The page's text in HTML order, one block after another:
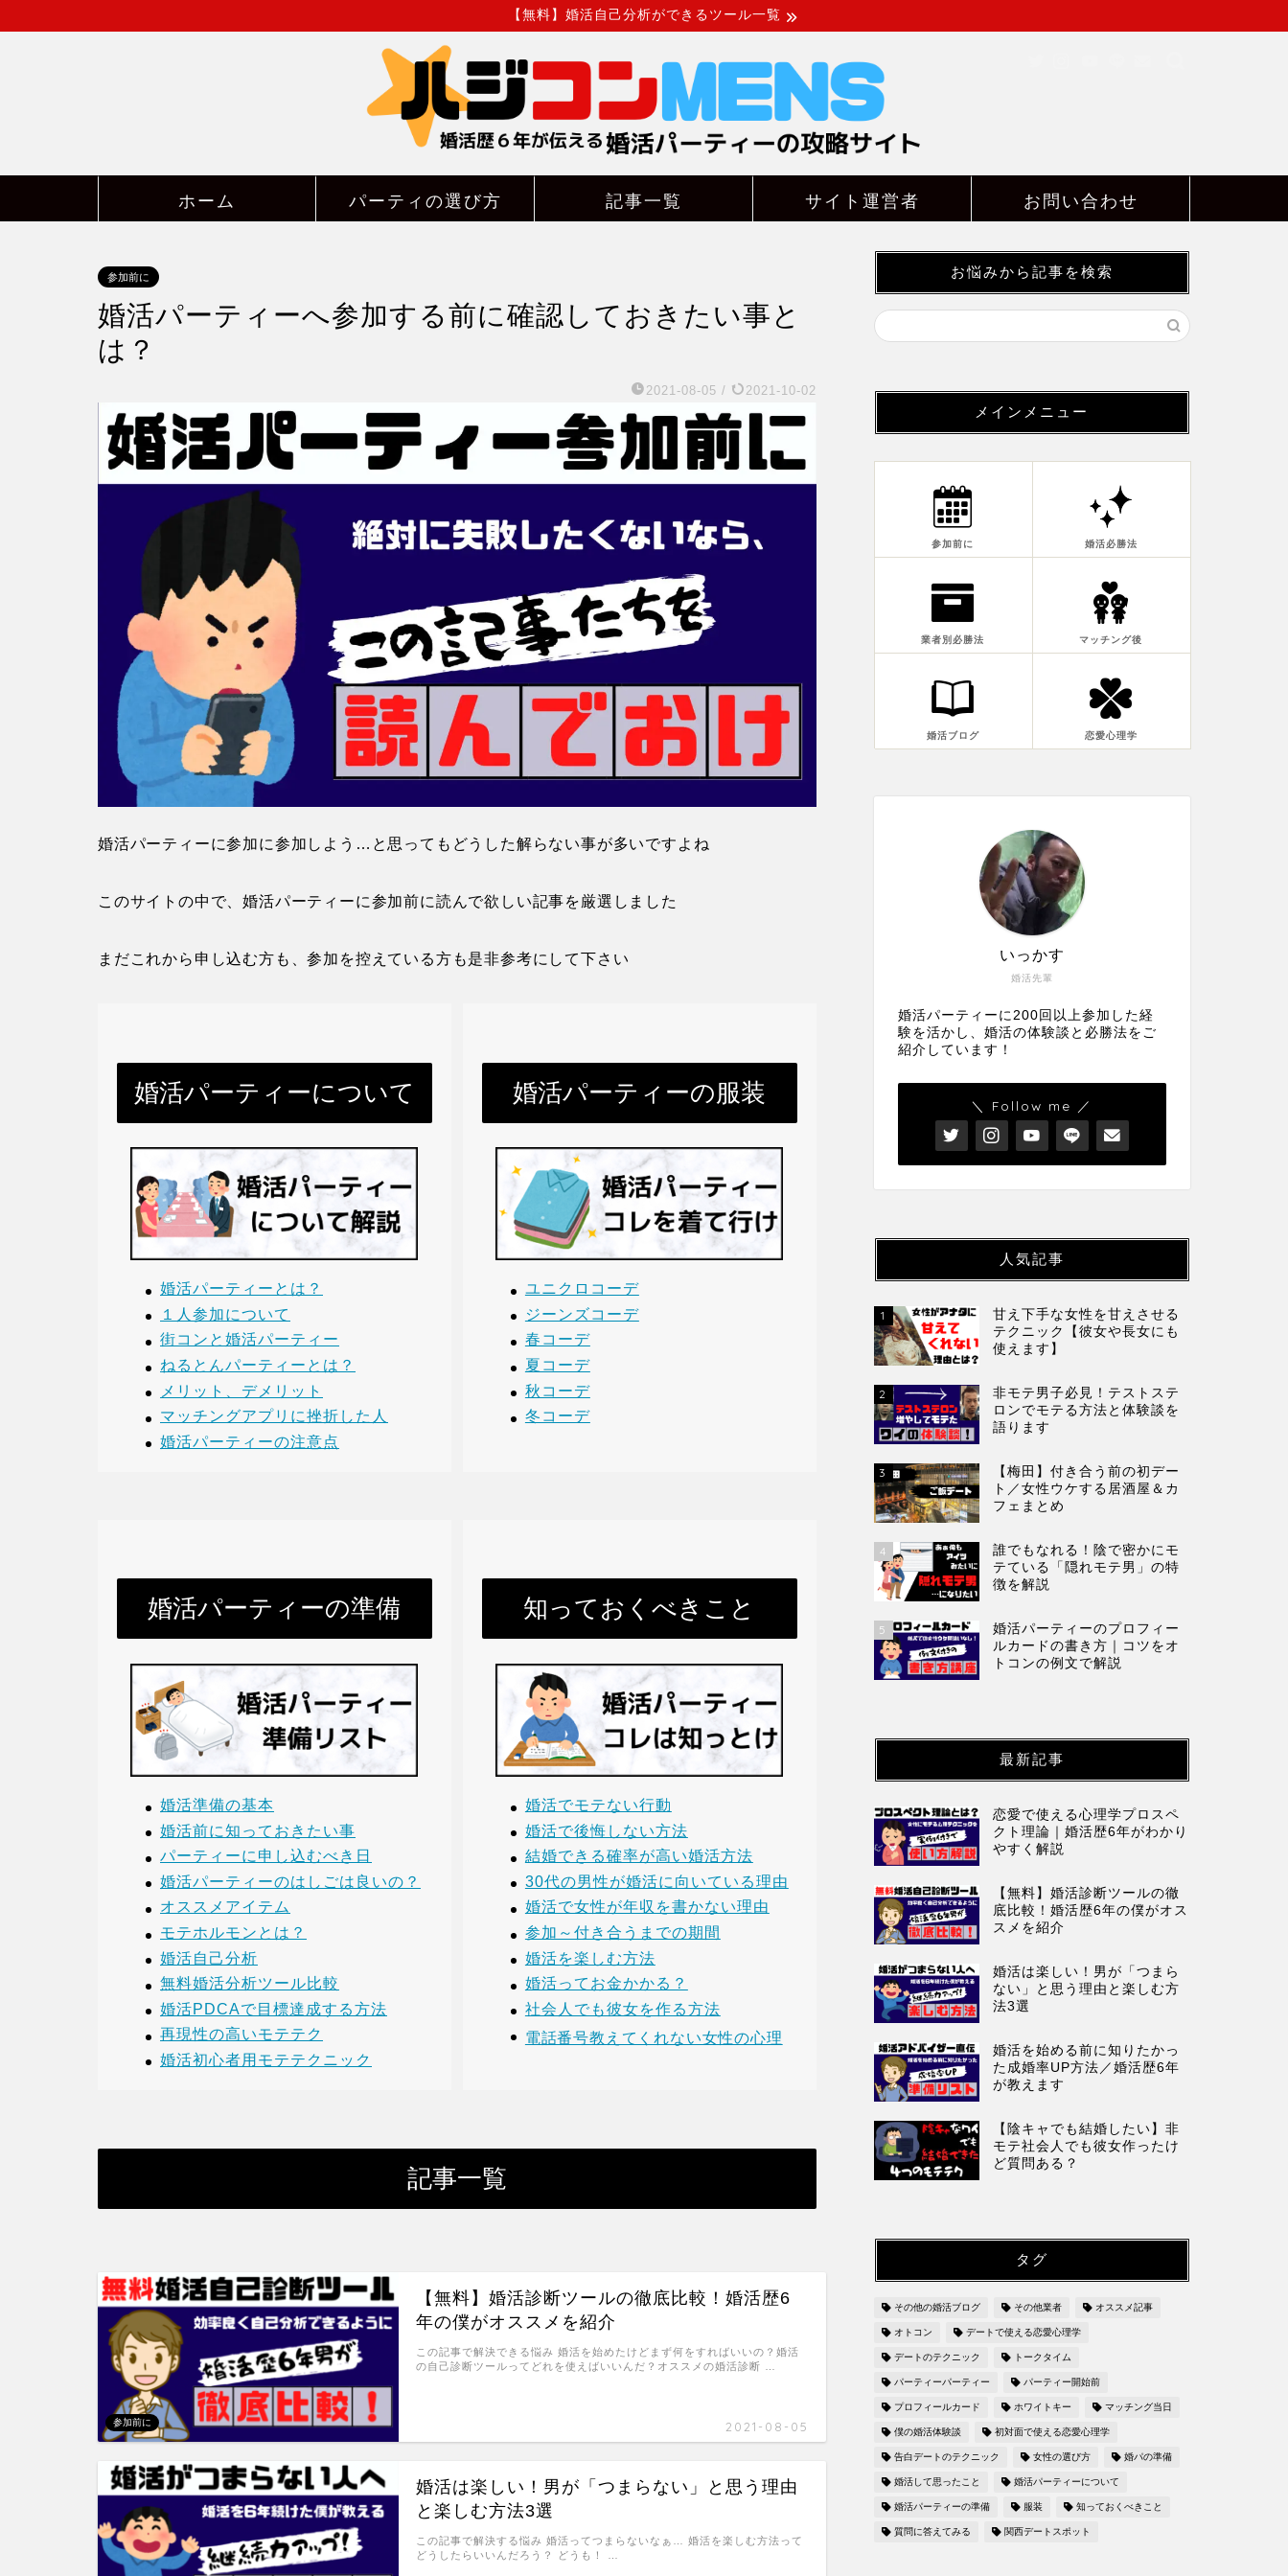
【無料】婚活自己分析ができるツール一覧
ホーム パーティの選び方 記事一覧 サイト運営者 お問い合わせ
参加前に
婚活パーティーへ参加する前に確認しておきたい事と
は？
2021-08-05 / 2021-10-02
婚活パーティーに参加に参加しよう…と思ってもどうした解らない事が多いですよね
このサイトの中で、婚活パーティーに参加前に読んで欲しい記事を厳選しました
まだこれから申し込む方も、参加を控えている方も是非参考にして下さい
婚活パーティーについて
婚活パーティーとは？
１人参加について
街コンと婚活パーティー
ねるとんパーティーとは？
メリット、デメリット
マッチングアプリに挫折した人
婚活パーティーの注意点
婚活パーティーの服装
ユニクロコーデ
ジーンズコーデ
春コーデ
夏コーデ
秋コーデ
冬コーデ
婚活パーティーの準備
婚活準備の基本
婚活前に知っておきたい事
パーティーに申し込むべき日
婚活パーティーのはしごは良いの？
オススメアイテム
モテホルモンとは？
婚活自己分析
無料婚活分析ツール比較
婚活PDCAで目標達成する方法
再現性の高いモテテク
婚活初心者用モテテクニック
知っておくべきこと
婚活でモテない行動
婚活で後悔しない方法
結婚できる確率が高い婚活方法
30代の男性が婚活に向いている理由
婚活で女性が年収を書かない理由
参加～付き合うまでの期間
婚活を楽しむ方法
婚活ってお金かかる？
社会人でも彼女を作る方法
電話番号教えてくれない女性の心理
記事一覧
参加前に
【無料】婚活診断ツールの徹底比較！婚活歴6
年の僕がオススメを紹介
2021-08-05
この記事で解決できる悩み 婚活を始めたけどまず何をすればいいの？婚活
の自己診断ツールってどれを使えばいいんだ？オススメの婚活診断 …
婚活は楽しい！男が「つまらない」と思う理由
と楽しむ方法3選
この記事で解決する悩み 婚活ってつまらないなぁ… 婚活を楽しむ方法って
どうしたらいいんだろう？ どうも！ …
お悩みから記事を検索
メインメニュー
参加前に 婚活必勝法
業者別必勝法 マッチング後
婚活ブログ 恋愛心理学
婚活先輩
いっかす
婚活パーティーに200回以上参加した経
験を活かし、婚活の体験談と必勝法をご
紹介しています！
＼ Follow me ／
人気記事
1
甘え下手な女性を甘えさせる
テクニック【彼女や長女にも
使えます】
2
非モテ男子必見！テストステ
ロンでモテる方法と体験談を
語ります
3
【梅田】付き合う前の初デー
ト／女性ウケする居酒屋＆カ
フェまとめ
4
誰でもなれる！陰で密かにモ
テている「隠れモテ男」の特
徴を解説
5
婚活パーティーのプロフィー
ルカードの書き方｜コツをオ
トコンの例文で解説
最新記事
恋愛で使える心理学プロスペ
クト理論｜婚活歴6年がわかり
やすく解説
【無料】婚活診断ツールの徹
底比較！婚活歴6年の僕がオス
スメを紹介
婚活は楽しい！男が「つまら
ない」と思う理由と楽しむ方
法3選
婚活を始める前に知りたかっ
た成婚率UP方法／婚活歴6年
が教えます
【陰キャでも結婚したい】非
モテ社会人でも彼女作ったけ
ど質問ある？
タグ
その他の婚活ブログ その他業者 オススメ記事
オトコン デートで使える恋愛心理学
デートのテクニック トークタイム
パーティーパーティー パーティー開始前
プロフィールカード ホワイトキー マッチング当日
僕の婚活体験談 初対面で使える恋愛心理学
告白デートのテクニック 女性の選び方 婚パの準備
婚活して思ったこと 婚活パーティーについて
婚活パーティーの準備 服装 知っておくべきこと
質問に答えてみる 関西デートスポット